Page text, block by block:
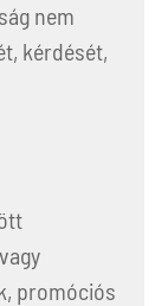
nem
kérdését,
promóciós